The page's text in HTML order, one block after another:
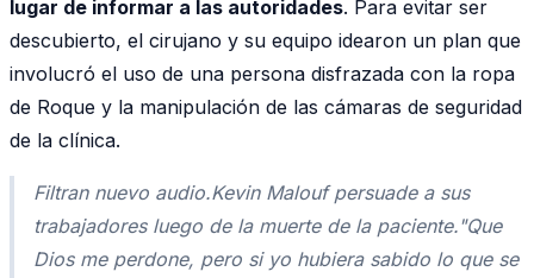
lugar de informar a las autoridades. Para evitar ser
descubierto, el cirujano y su equipo idearon un plan que
involucró el uso de una persona disfrazada con la ropa
de Roque y la manipulación de las cámaras de seguridad
de la clínica.
Filtran nuevo audio.Kevin Malouf persuade a sus
trabajadores luego de la muerte de la paciente."Que
Dios me perdone, pero si yo hubiera sabido lo que se